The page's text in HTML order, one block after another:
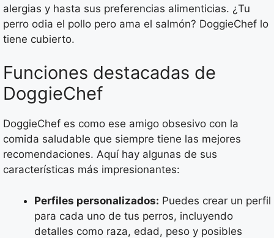
alergias y hasta sus preferencias alimenticias. ¿Tu
perro odia el pollo pero ama el salmón? DoggieChef lo
tiene cubierto.
Funciones destacadas de
DoggieChef
DoggieChef es como ese amigo obsesivo con la
comida saludable que siempre tiene las mejores
recomendaciones. Aquí hay algunas de sus
características más impresionantes:
Perfiles personalizados: Puedes crear un perfil
para cada uno de tus perros, incluyendo
detalles como raza, edad, peso y posibles